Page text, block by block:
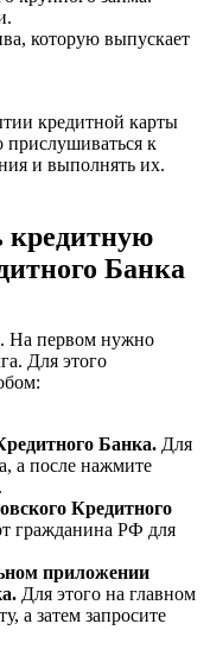
которую выпускает
кредитной карты
прислушиваться к
и выполнять их.
кредитную
Банка
На первом нужно
Для этого
Банка. Для
а после нажмите
Кредитного
гражданина РФ для
приложении
Для этого на главном
а затем запросите